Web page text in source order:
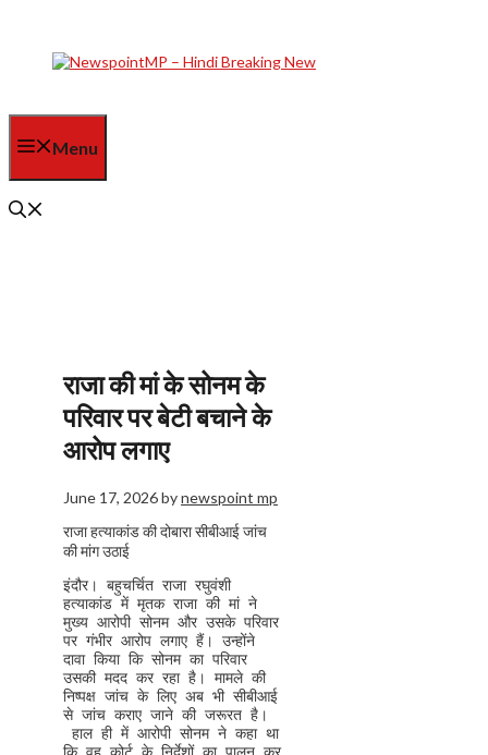
content
Menu
राजा की मां के सोनम के
परिवार पर बेटी बचाने के
आरोप लगाए
June 17, 2026bynewspoint mp
राजा हत्याकांड की दोबारा सीबीआई जांच
की मांग उठाई
इंदौर। बहुचर्चित राजा रघुवंशी
हत्याकांड में मृतक राजा की मां ने
मुख्य आरोपी सोनम और उसके परिवार
पर गंभीर आरोप लगाए हैं। उन्होंने
दावा किया कि सोनम का परिवार
उसकी मदद कर रहा है। मामले की
निष्पक्ष जांच के लिए अब भी सीबीआई
से जांच कराए जाने की जरूरत है।